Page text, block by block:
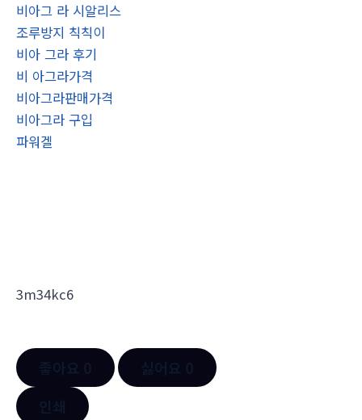
비아그 라 시알리스
조루방지 칙칙이
비아 그라 후기
비 아그라가격
비아그라판매가격
비아그라 구입
파워겔
3m34kc6